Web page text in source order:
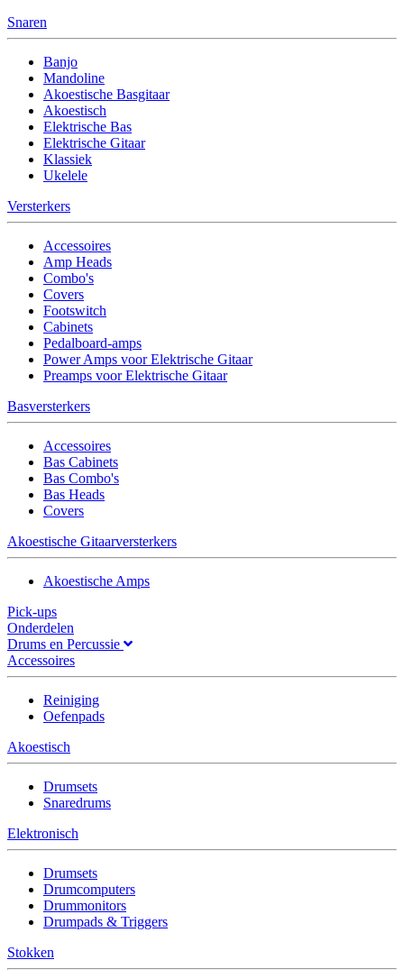
Snaren
Banjo
Mandoline
Akoestische Basgitaar
Akoestisch
Elektrische Bas
Elektrische Gitaar
Klassiek
Ukelele
Versterkers
Accessoires
Amp Heads
Combo's
Covers
Footswitch
Cabinets
Pedalboard-amps
Power Amps voor Elektrische Gitaar
Preamps voor Elektrische Gitaar
Basversterkers
Accessoires
Bas Cabinets
Bas Combo's
Bas Heads
Covers
Akoestische Gitaarversterkers
Akoestische Amps
Pick-ups
Onderdelen
Drums en Percussie
Accessoires
Reiniging
Oefenpads
Akoestisch
Drumsets
Snaredrums
Elektronisch
Drumsets
Drumcomputers
Drummonitors
Drumpads & Triggers
Stokken